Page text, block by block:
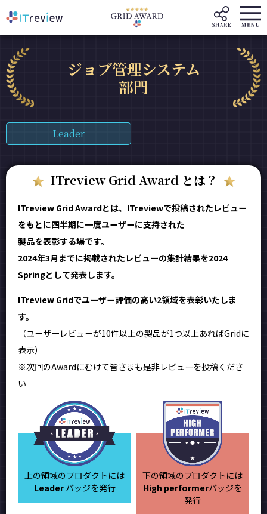
ジョブ管理システム
部門
Leader
ITreview Grid Award とは？
ITreview Grid Awardとは、ITreviewで投稿されたレビュー
をもとに四半期に一度ユーザーに支持された
製品を表彰する場です。
2024年3月までに掲載されたレビューの集計結果を2024
Springとして発表します。
ITreview Gridでユーザー評価の高い2領域を表彰いたしま
す。
（ユーザーレビューが10件以上の製品が1つ以上あればGridに
表示）
※次回のAwardにむけて皆さまも是非レビューを投稿くださ
い
上の領域のプロダクトには
Leaderバッジを発行
下の領域のプロダクトには
High performerバッジを
発行